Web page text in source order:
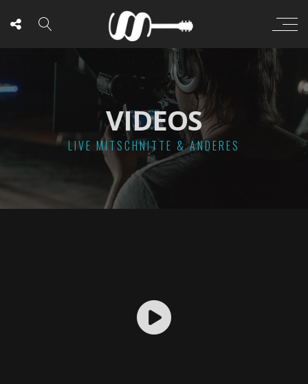
VIDEOS
LIVE MITSCHNITTE & ANDERES